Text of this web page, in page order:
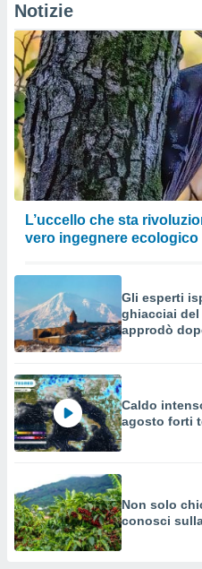
Notizie
L’uccello che sta
vero ingegnere ecologico
Gli esperti
ghiacciai del
approdò
Caldo
agosto forti
Non solo
conosci